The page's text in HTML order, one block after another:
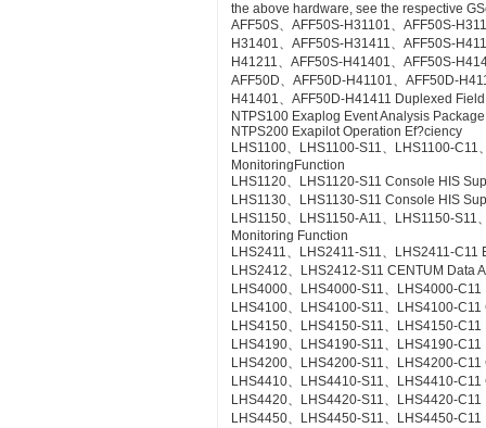
the above hardware, see the respective
AFF50S、AFF50S-H31101、AFF50S-
H31401、AFF50S-H31411、AFF50S-
H41211、AFF50S-H41401、AFF50S-
AFF50D、AFF50D-H41101、AFF50D-
H41401、AFF50D-H41411 Duplexed
NTPS100 Exaplog Event Analysis Package
NTPS200 Exapilot Operation Ef?ciency
LHS1100、LHS1100-S11、LHS1100-
MonitoringFunction
LHS1120、LHS1120-S11 Console HIS
LHS1130、LHS1130-S11 Console HIS
LHS1150、LHS1150-A11、LHS1150-
Monitoring Function
LHS2411、LHS2411-S11、LHS2411-
LHS2412、LHS2412-S11 CENTUM Data
LHS4000、LHS4000-S11、LHS4000-
LHS4100、LHS4100-S11、LHS4100-
LHS4150、LHS4150-S11、LHS4150-
LHS4190、LHS4190-S11、LHS4190-
LHS4200、LHS4200-S11、LHS4200-
LHS4410、LHS4410-S11、LHS4410-
LHS4420、LHS4420-S11、LHS4420-
LHS4450、LHS4450-S11、LHS4450-